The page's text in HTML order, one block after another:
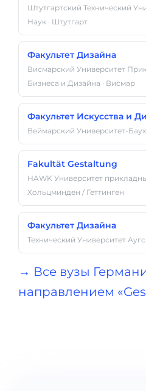
Штутгартский Технический
Наук · Штутгарт
Факультет Дизайна
Висмарский Университет
Бизнеса и Дизайна · Висмар
Факультет Искусства и
Веймарский Университет-
Fakultät Gestaltung
HAWK Университет
Хольцминден / Геттинген
Факультет Дизайна
Технический Университет
→ Все вузы
направлением